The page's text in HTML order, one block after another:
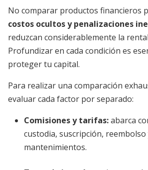
No comparar productos financieros
costos ocultos y penalizaciones
reduzcan considerablemente la
Profundizar en cada condición es
proteger tu capital.
Para realizar una comparación
evaluar cada factor por separado:
Comisiones y tarifas:abarca
custodia, suscripción, reembolso
mantenimientos.